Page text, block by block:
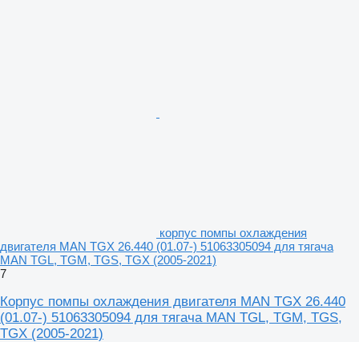
корпус помпы охлаждения
двигателя MAN TGX 26.440 (01.07-) 51063305094 для тягача
MAN TGL, TGM, TGS, TGX (2005-2021)
7
Корпус помпы охлаждения двигателя MAN TGX 26.440
(01.07-) 51063305094 для тягача MAN TGL, TGM, TGS,
TGX (2005-2021)